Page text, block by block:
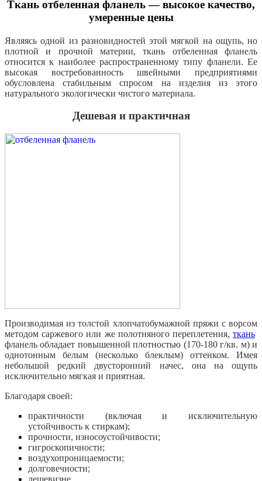
Ткань отбеленная фланель — высокое качество,
умеренные цены
Являясь одной из разновидностей этой мягкой на ощупь, но
плотной и прочной материи, ткань отбеленная фланель
относится к наиболее распространенному типу фланели. Ее
высокая востребованность швейными предприятиями
обусловлена стабильным спросом на изделия из этого
натурального экологически чистого материала.
Дешевая и практичная
Производимая из толстой хлопчатобумажной пряжи с ворсом
методом саржевого или же полотняного переплетения, ткань
фланель обладает повышенной плотностью (170-180 г/кв. м) и
однотонным белым (несколько блеклым) оттенком. Имея
небольшой редкий двусторонний начес, она на ощупь
исключительно мягкая и приятная.
Благодаря своей:
практичности (включая и исключительную
устойчивость к стиркам);
прочности, износоустойчивости;
гигроскопичности;
воздухопроницаемости;
долговечности;